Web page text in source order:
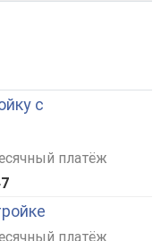
с
платёж
платёж